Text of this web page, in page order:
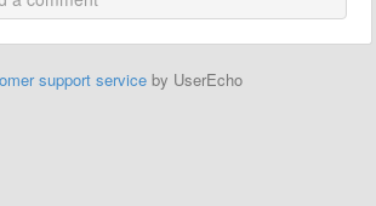
support service by UserEcho